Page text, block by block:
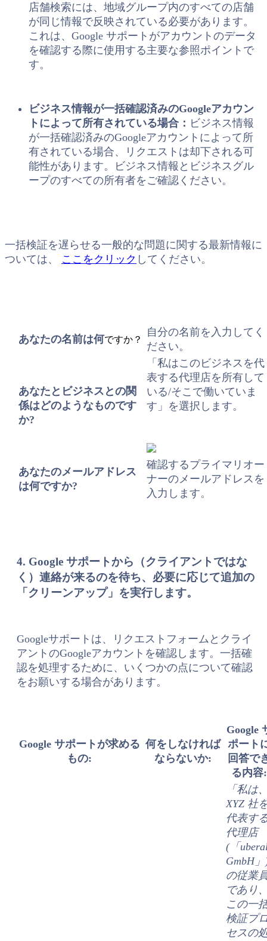
店舗検索には、地域グループ内のすべての店舗
が同じ情報で反映されている必要があります。
これは、Google サポートがアカウントのデータ
を確認する際に使用する主要な参照ポイントで
す。
ビジネス情報が一括確認済みのGoogleアカウン
トによって所有されている場合： ビジネス情報
が一括確認済みのGoogleアカウントによって所
有されている場合、リクエストは却下される可
能性があります。ビジネス情報とビジネスグル
ープのすべての所有者をご確認ください。
一括検証を遅らせる一般的な問題に関する最新情報に
ついては、 ここをクリック してください。
あなたの名前は何ですか？
自分の名前を入力してく
ださい。
あなたとビジネスとの関
係はどのようなものです
か?
「私はこのビジネスを代
表する代理店を所有して
いる/そこで働いていま
す」を選択します。
あなたのメールアドレス
は何ですか?
確認するプライマリオー
ナーのメールアドレスを
入力します。
4. Google サポートから（クライアントではな
く）連絡が来るのを待ち、必要に応じて追加の
「クリーンアップ」を実行します。
Googleサポートは、リクエストフォームとクライ
アントのGoogleアカウントを確認します。一括確
認を処理するために、いくつかの点について確認
をお願いする場合があります。
Google サポートが求める
もの:
何をしなければ
ならないか:
Google
ポート
回答で
る内容:
「私は
XYZ 社
代表す
代理店
(「
GmbH
の従業
であり
この一
検証プ
セスの